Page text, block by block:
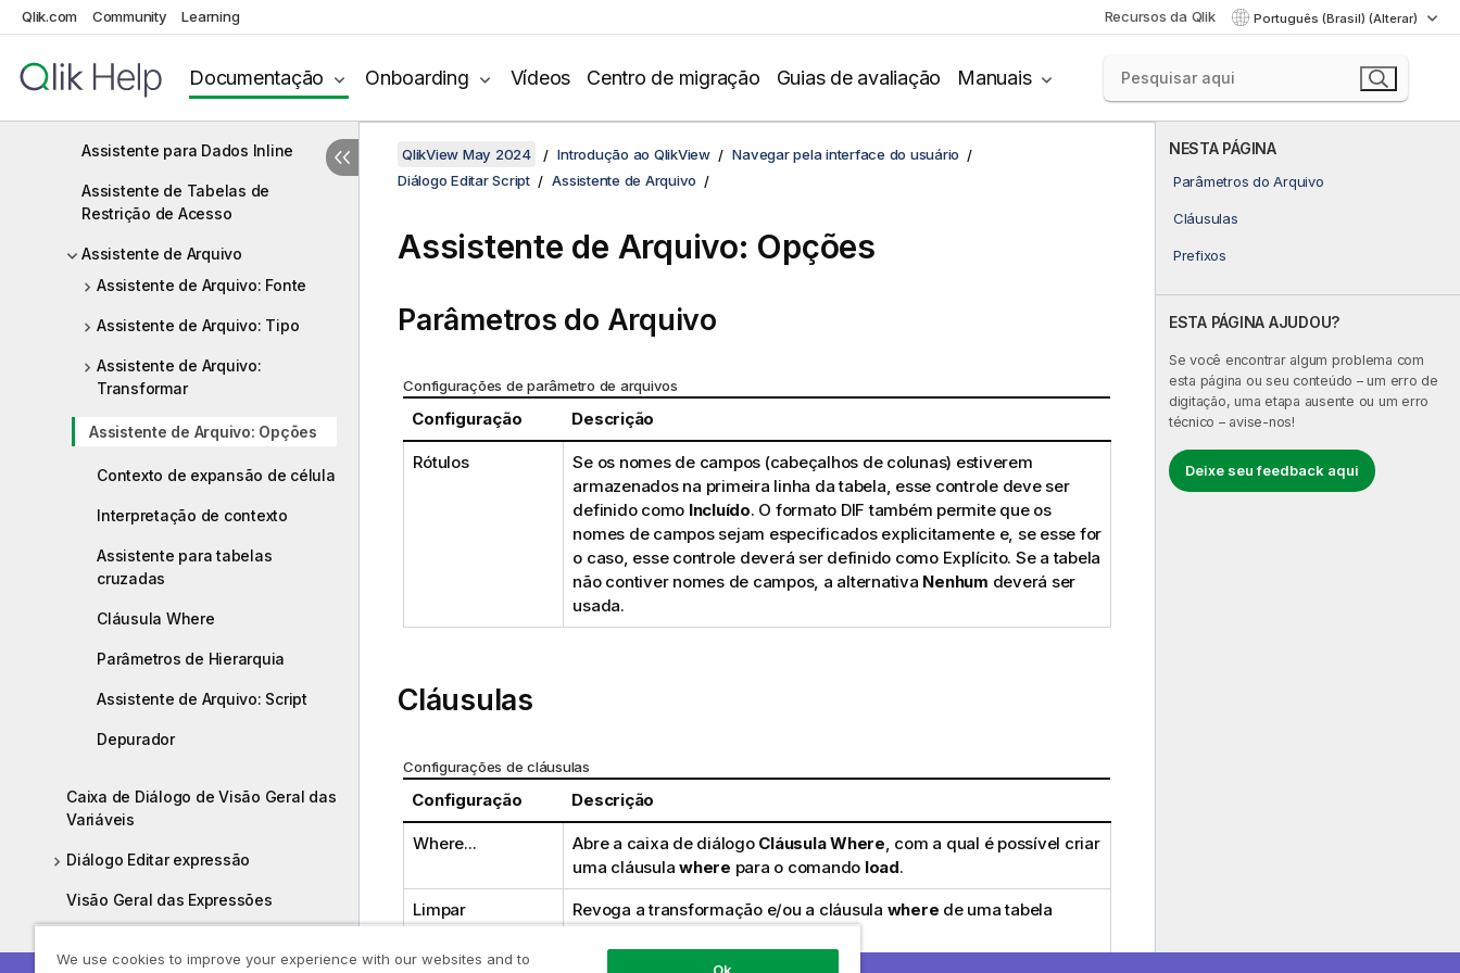
Qlik.com Community Learning Recursos da Qlik Português (Brasil) (Alterar)
Documentação Onboarding Vídeos Centro de migração Guias de avaliação Manuais
Abrir Arquivos da Internet ou Abrir
Assistente para Dados Inline
Assistente de Tabelas de
Restrição de Acesso
Assistente de Arquivo
Assistente de Arquivo: Fonte
Assistente de Arquivo: Tipo
Assistente de Arquivo:
Transformar
Assistente de Arquivo: Opções
Contexto de expansão de célula
Interpretação de contexto
Assistente para tabelas
cruzadas
Cláusula Where
Parâmetros de Hierarquia
Assistente de Arquivo: Script
Depurador
Caixa de Diálogo de Visão Geral das
Variáveis
Diálogo Editar expressão
Visão Geral das Expressões
NESTA PÁGINA
Parâmetros do Arquivo
Cláusulas
Prefixos
ESTA PÁGINA AJUDOU?
Se você encontrar algum problema com
esta página ou seu conteúdo – um erro de
digitação, uma etapa ausente ou um erro
técnico – avise-nos!
Deixe seu feedback aqui
QlikView May 2024 Introdução ao QlikView
Navegar pela interface do usuário
Diálogo Editar Script
Assistente de Arquivo
Assistente de Arquivo: Opções
Parâmetros do Arquivo
Configurações de parâmetro de arquivos
Configuração Descrição
Rótulos
Se os nomes de campos (cabeçalhos de colunas) estiverem
armazenados na primeira linha da tabela, esse controle deve ser
definido como Incluído. O formato DIF também permite que os
nomes de campos sejam especificados explicitamente e, se esse for
o caso, esse controle deverá ser definido como Explícito. Se a tabela
não contiver nomes de campos, a alternativa Nenhum deverá ser
usada.
Cláusulas
Configurações de cláusulas
Configuração Descrição
Where... Abre a caixa de diálogo Cláusula Where, com a qual é possível criar
uma cláusulawhere para o comando load.
Limpar Revoga a transformação e/ou a cláusula where de uma tabela
We use cookies to improve your experience with our websites and to